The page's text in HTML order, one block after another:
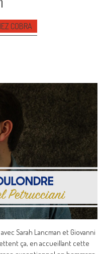
COBRA
Sarah Lancman et Giovanni
ça, en accueillant cette